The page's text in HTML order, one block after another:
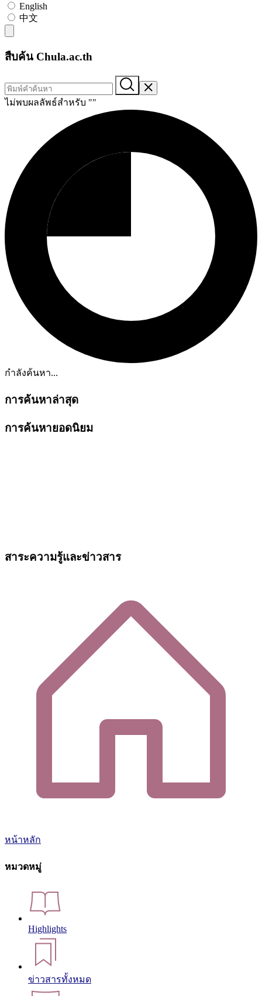
English
中文
สืบค้น Chula.ac.th
ไม่พบผลลัพธ์สำหรับ ""
กำลังค้นหา...
การค้นหาล่าสุด
การค้นหายอดนิยม
สาระความรู้และข่าวสาร
หน้าหลัก
หมวดหมู่
Highlights
ข่าวสารทั้งหมด